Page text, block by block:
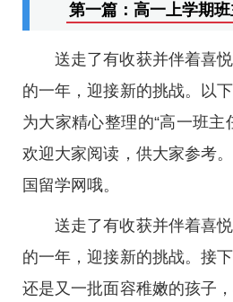
第一篇：高一上学期
送走了有收获并伴着喜
的一年，迎接新的挑战。以
为大家精心整理的“高一班主
欢迎大家阅读，供大家参考
国留学网哦。
送走了有收获并伴着喜
的一年，迎接新的挑战。接
还是又一批面容稚嫩的孩子